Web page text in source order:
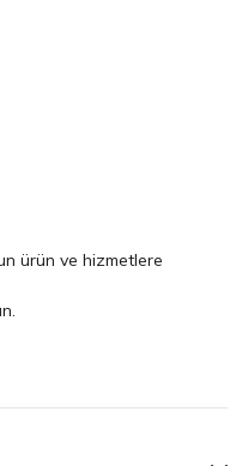
ürün ve hizmetlere